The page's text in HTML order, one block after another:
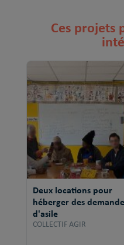
Ces projets
Deux locations pour
héberger des
d'asile
COLLECTIF AGIR